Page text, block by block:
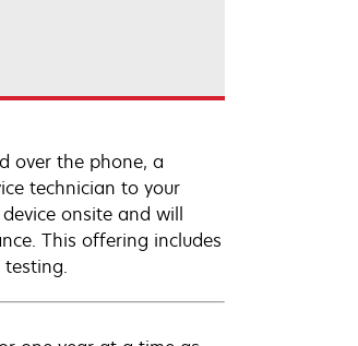
over the phone, a
technician to your
onsite and will
This offering includes